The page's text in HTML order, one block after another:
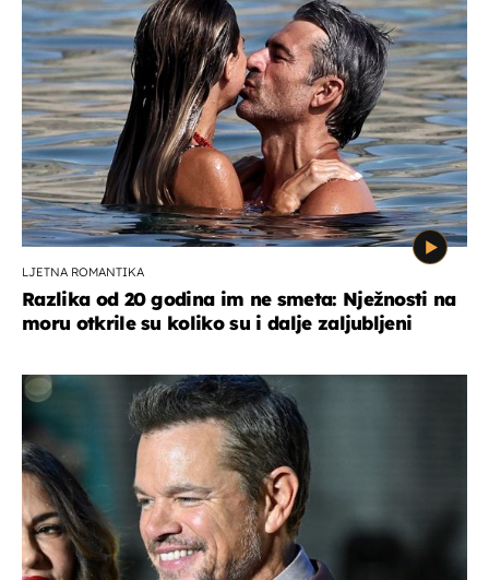
LJETNA ROMANTIKA
Razlika od 20 godina im ne smeta: Nježnosti na
moru otkrile su koliko su i dalje zaljubljeni